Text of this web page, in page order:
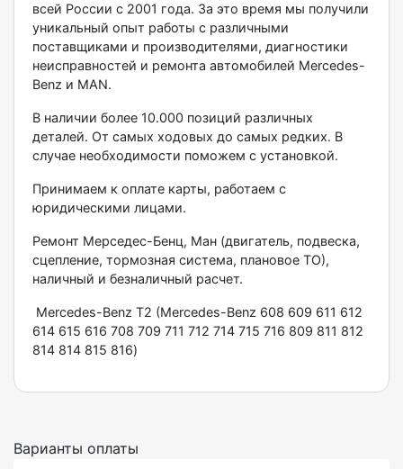
всей России с 2001 года. За это время мы получили
уникальный опыт работы с различными
поставщиками и производителями, диагностики
неисправностей и ремонта автомобилей Меrсеdеs-
Веnz и МАN.
В наличии более 10.000 позиций различных
деталей. От самых ходовых до самых редких. В
случае необходимости поможем с установкой.
Принимаем к оплате карты, работаем с
юридическими лицами.
Ремонт Мерседес-Бенц, Ман (двигатель, подвеска,
сцепление, тормозная система, плановое ТО),
наличный и безналичный расчет.
Меrсеdеs-Веnz Т2 (Меrсеdеs-Веnz 608 609 611 612
614 615 616 708 709 711 712 714 715 716 809 811 812
814 814 815 816)
Варианты оплаты